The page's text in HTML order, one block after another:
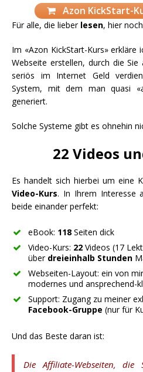
Azon KickStart-
Für alle, die lieber lesen, hier
Im «Azon KickStart-Kurs» erkläre
Webseite erstellen, durch die Sie
seriös im Internet Geld
System, mit dem man quasi
generiert.
Solche Systeme gibt es ohnehin
22 Videos
Es handelt sich hierbei um eine
Video-Kurs. In Ihrem Interesse
beide einander perfekt:
eBook: 118 Seiten dick
Video-Kurs: 22 Videos (17
über dreieinhalb Stunden
Webseiten-Layout: ein von
modernes und ansprechend-
Support: Zugang zu meiner
Facebook-Gruppe (nur für
Und das Beste daran ist:
Die Affiliate-Webseiten,